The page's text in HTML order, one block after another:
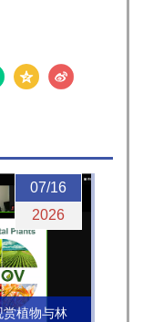
07/16
2026
赏植物与林